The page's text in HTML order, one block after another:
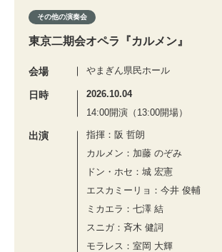
その他の演奏会
東京二期会オペラ『カルメン』
会場 やまぎん県民ホール
日時
2026.10.04
14:00開演（13:00開場）
出演
指揮：阪 哲朗
カルメン：加藤 のぞみ
ドン・ホセ：城 宏憲
エスカミーリョ：今井 俊輔
ミカエラ：七澤 結
スニガ：⻫⽊ 健詞
モラレス：室岡 ⼤輝